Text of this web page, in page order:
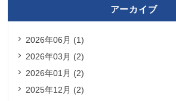
アーカイブ
2026年06月 (1)
2026年03月 (2)
2026年01月 (2)
2025年12月 (2)